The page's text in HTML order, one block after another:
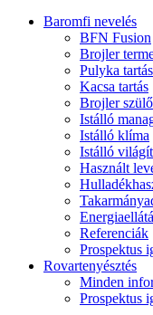
Baromfi nevelés
BFN Fusion
Brojler
Pulyka tartás
Kacsa tartás
Brojler
Istálló
Istálló klíma
Istálló
Használt
Referenciák
Prospektus
Rovartenyésztés
Minden
Prospektus